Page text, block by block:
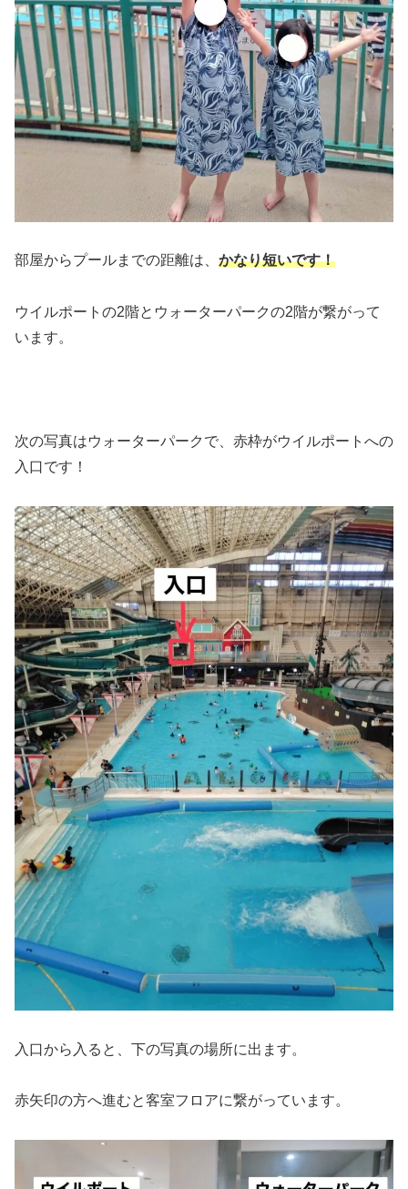
部屋からプールまでの距離は、 かなり短いです！
ウイルポートの2階とウォーターパークの2階が繋がって
います。
次の写真はウォーターパークで、赤枠がウイルポートへの
入口です！
入口から入ると、下の写真の場所に出ます。
赤矢印の方へ進むと客室フロアに繋がっています。